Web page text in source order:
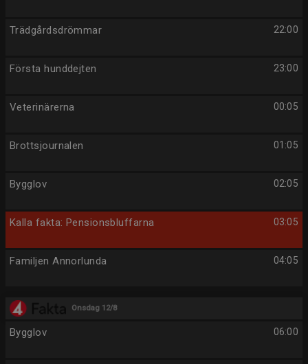
22:00
Trädgårdsdrömmar
23:00
Första hunddejten
00:05
Veterinärerna
01:05
Brottsjournalen
02:05
Bygglov
03:05
Kalla fakta: Pensionsbluffarna
04:05
Familjen Annorlunda
Onsdag 12/8
06:00
Bygglov